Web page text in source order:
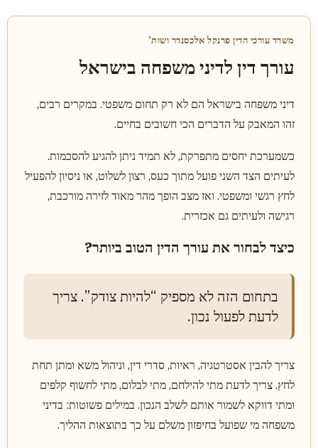
משרד עורכי הדין פרנקל אלכסנדר ושות’
עורך דין לדיני משפחה בישראל
דיני משפחה בישראל הם לא רק תחום משפטי. במקרים רבים,
זהו המאבק על הדברים הכי חשובים בחיים.
כשמערכת יחסים מתפרקת, לא תמיד ניתן להגיע להסכמות.
לעיתים הצד השני פועל מתוך כעס, רצון לשלוט, או ניסיון להפעיל
לחץ רגשי ומשפטי. ואז מצב הופך מהר מאוד לזירה מורכבת,
רגישה ולעיתים גם אכזרית.
כיצד לבחור את עורך הדין הטוב ביותר?
בתחום הזה לא מספיק “להיות צודק”. צריך
לדעת לפעול נכון.
צריך להבין אסטרטגיה, ראיות, סדרי דין, וניהול משא ומתן תחת
לחץ. צריך לדעת מתי להילחם, מתי לבלום, מתי לחשוף קלפים
ומתי דווקא לשמור אותם לשלב הנכון. במילים פשוטות: בדיני
משפחה מי שפועל בחיפזון משלם על כך בתוצאות ההליך.